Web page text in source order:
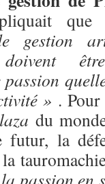
que
gestion
» .
du
futur, la
passion en